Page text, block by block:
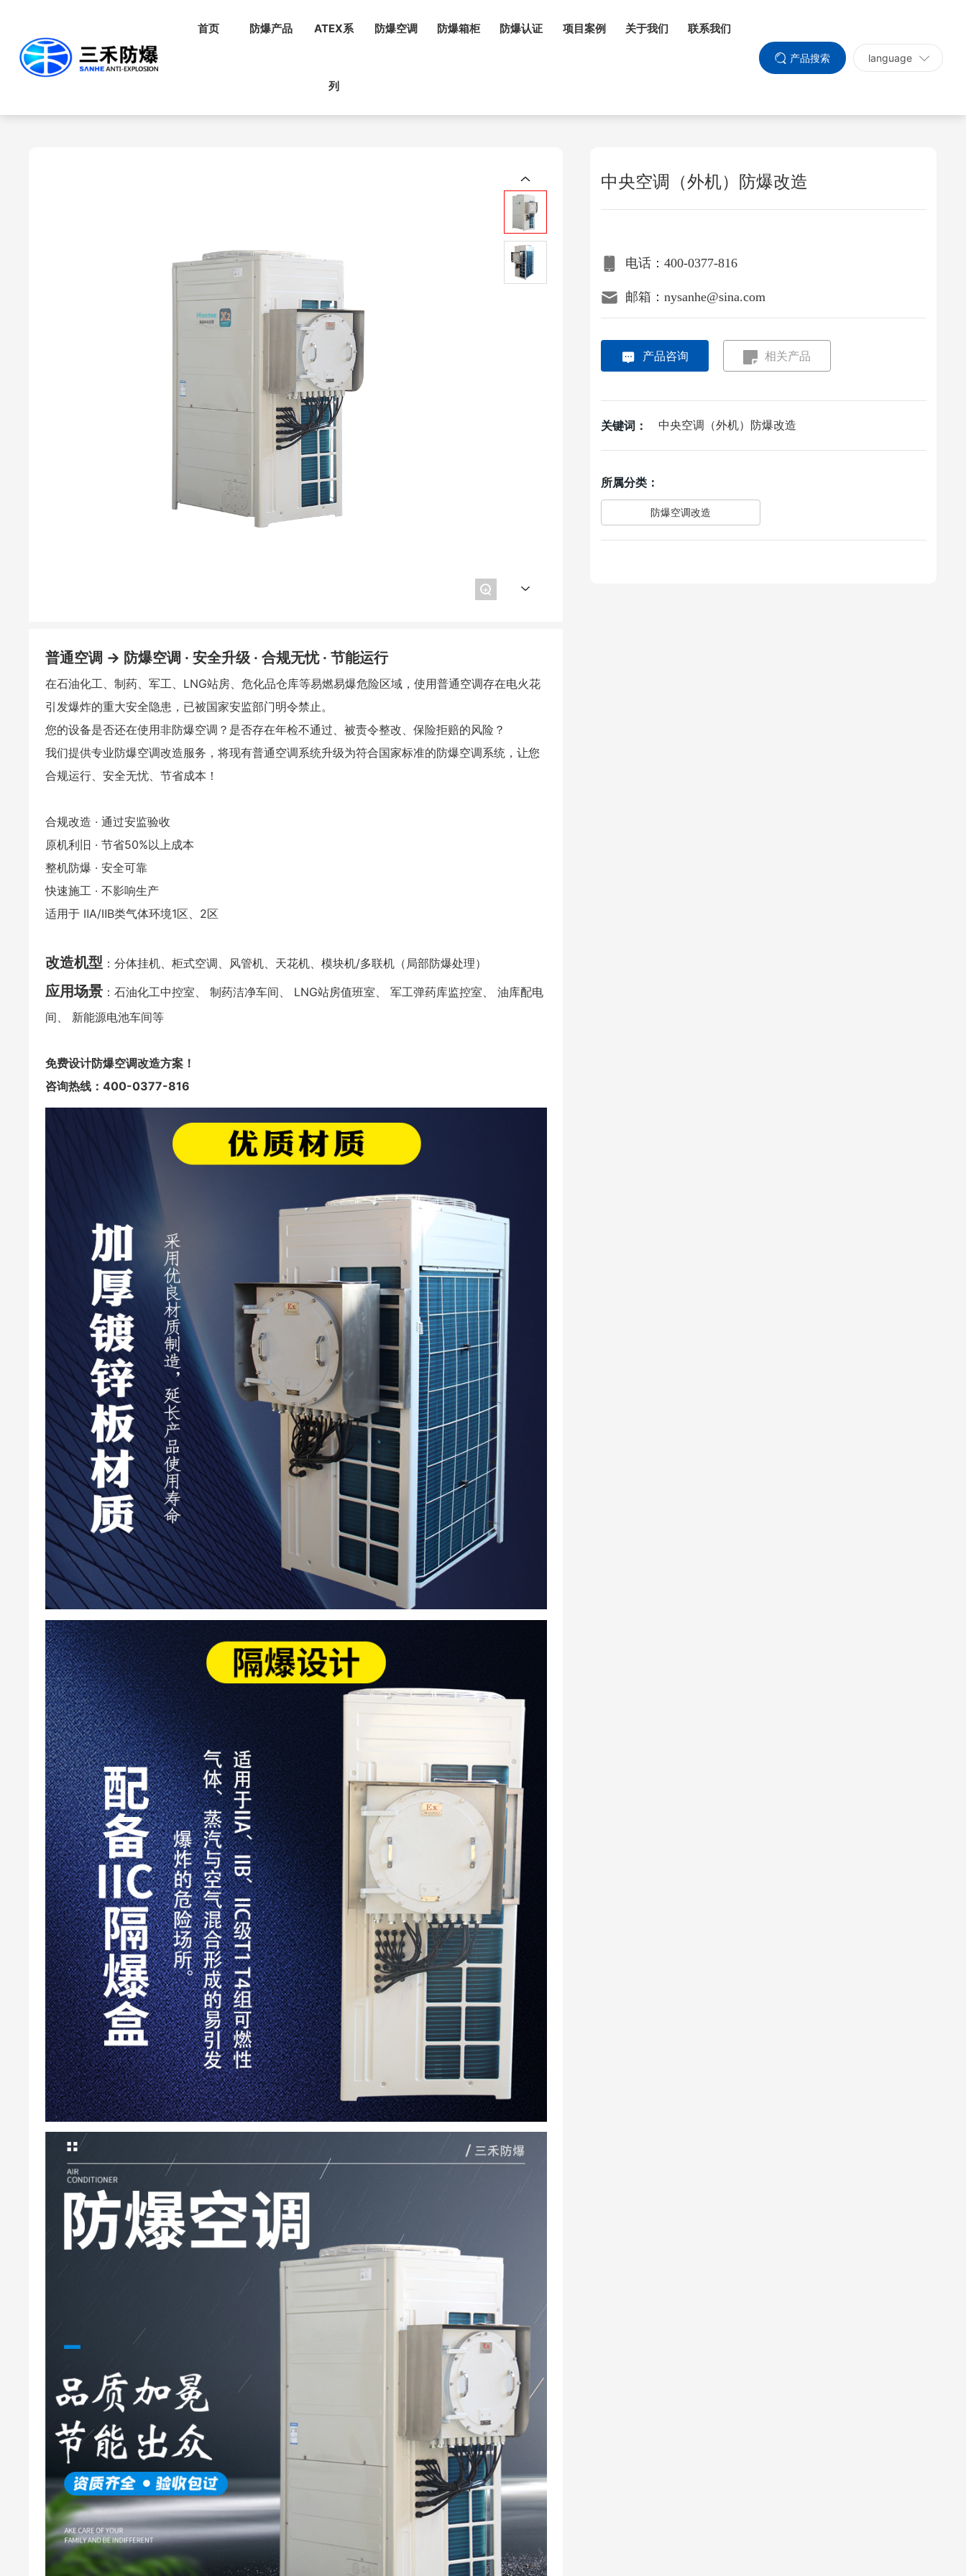
首页 防爆产品 ATEX系
列
防爆空调 防爆箱柜 防爆认证 项目案例 关于我们 联系我们
产品搜索 language
首页
+
普通空调 → 防爆空调 · 安全升级 · 合规无忧 · 节能运行
在石油化工、制药、军工、LNG站房、危化品仓库等易燃易爆危险区域，使用普通空调存在电火花
引发爆炸的重大安全隐患，已被国家安监部门明令禁止。
您的设备是否还在使用非防爆空调？是否存在年检不通过、被责令整改、保险拒赔的风险？
我们提供专业防爆空调改造服务，将现有普通空调系统升级为符合国家标准的防爆空调系统，让您
合规运行、安全无忧、节省成本！
合规改造 · 通过安监验收
原机利旧 · 节省50%以上成本
整机防爆 · 安全可靠
快速施工 · 不影响生产
适用于 ⅡA/ⅡB类气体环境1区、2区
改造机型 ：分体挂机、柜式空调、风管机、天花机、模块机/多联机（局部防爆处理）
应用场景：石油化工中控室、 制药洁净车间、 LNG站房值班室、 军工弹药库监控室、 油库配电
间、 新能源电池车间等
免费设计防爆空调改造方案！
咨询热线：400-0377-816
中央空调（外机）防爆改造
电话：400-0377-816
邮箱：nysanhe@sina.com
产品咨询 相关产品
关键词： 中央空调（外机）防爆改造
所属分类：
防爆空调改造